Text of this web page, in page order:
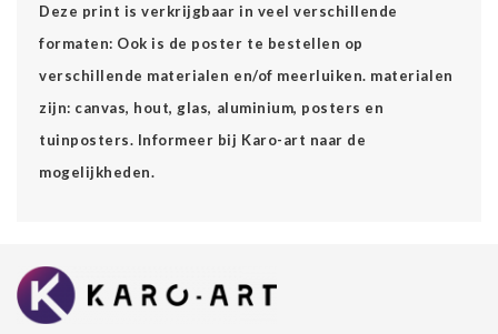
Deze print is verkrijgbaar in veel verschillende
formaten: Ook is de poster te bestellen op
verschillende materialen en/of meerluiken. materialen
zijn: canvas, hout, glas, aluminium, posters en
tuinposters. Informeer bij Karo-art naar de
mogelijkheden.